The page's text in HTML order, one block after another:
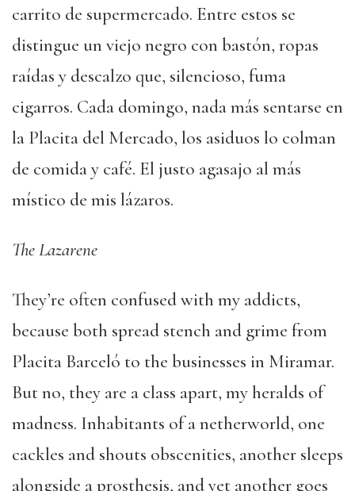
carrito de supermercado. Entre estos se
distingue un viejo negro con bastón, ropas
raídas y descalzo que, silencioso, fuma
cigarros. Cada domingo, nada más sentarse en
la Placita del Mercado, los asiduos lo colman
de comida y café. El justo agasajo al más
místico de mis lázaros.
The Lazarene
They’re often confused with my addicts,
because both spread stench and grime from
Placita Barceló to the businesses in Miramar.
But no, they are a class apart, my heralds of
madness. Inhabitants of a netherworld, one
cackles and shouts obscenities, another sleeps
alongside a prosthesis, and yet another goes